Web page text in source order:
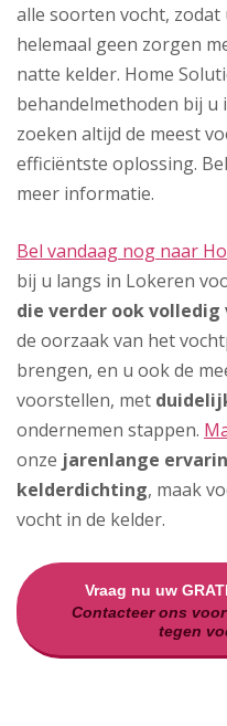
alle soorten vocht,
helemaal geen zorgen
natte kelder. Home
behandelmethoden bij u
zoeken altijd de meest
efficiëntste oplossing.
meer informatie.
Bel vandaag nog naar
bij u langs in Lokeren
die verder ook
de oorzaak van het
brengen, en u ook de
voorstellen, met
ondernemen stappen.
onze jarenlange
kelderdichting, maak
vocht in de kelder.
Vraag nu uw
Contacteer ons
tegen